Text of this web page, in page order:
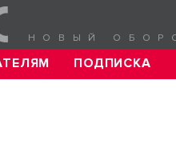
НОВЫЙ
ПОДПИСКА